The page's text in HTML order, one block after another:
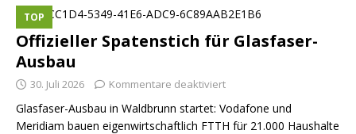
Offizieller Spatenstich für Glasfaser-
Ausbau
TOP
30. Juli 2026 Kommentare deaktiviert
Glasfaser-Ausbau in Waldbrunn startet: Vodafone und
Meridiam bauen eigenwirtschaftlich FTTH für 21.000 Haushalte